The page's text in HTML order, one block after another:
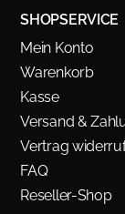
SHOPSERVICE
Mein Konto
Warenkorb
Kasse
Versand &
Vertrag
FAQ
Reseller-Shop